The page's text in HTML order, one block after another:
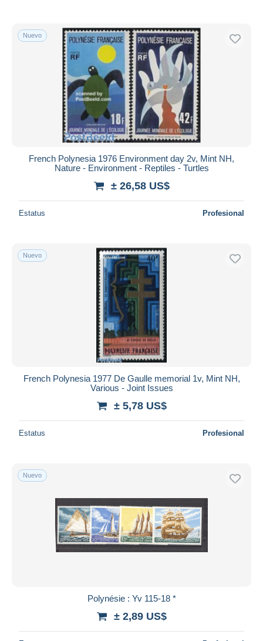
Nuevo
French Polynesia 1976 Environment day 2v, Mint NH,
Nature - Environment - Reptiles - Turtles
± 26,58 US$
Estatus Profesional
Nuevo
French Polynesia 1977 De Gaulle memorial 1v, Mint NH,
Various - Joint Issues
± 5,78 US$
Estatus Profesional
Nuevo
Polynésie : Yv 115-18 *
± 2,89 US$